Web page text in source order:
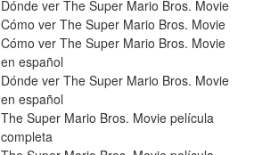
Dónde ver The Super Mario Bros. Movie
Cómo ver The Super Mario Bros. Movie
Cómo ver The Super Mario Bros. Movie
en español
Dónde ver The Super Mario Bros. Movie
en español
The Super Mario Bros. Movie película
completa